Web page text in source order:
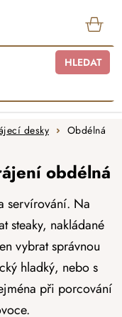
HLEDAT
desky
Obdélná
obdélná
servírování. Na
steaky, nakládané
vybrat správnou
hladký, nebo s
při porcování